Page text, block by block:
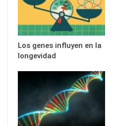
Los genes influyen en la
longevidad